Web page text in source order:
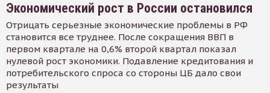
Экономический рост в России остановился
Отрицать серьезные экономические проблемы в РФ
становится все труднее. После сокращения ВВП в
первом квартале на 0,6% второй квартал показал
нулевой рост экономики. Подавление кредитования и
потребительского спроса со стороны ЦБ дало свои
результаты